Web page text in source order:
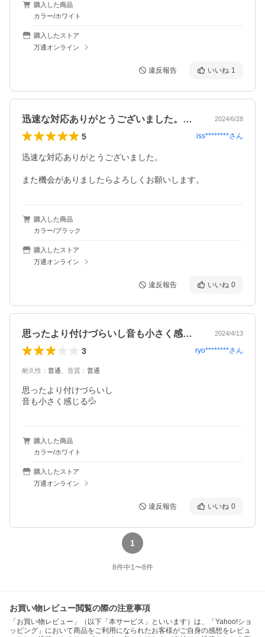
購入した商品
カラー/ホワイト
購入したストア
万通オンライン
違反報告 いいね 1
迅速な対応ありがとうございました。また… 2024/6/28
5 iss********さん
迅速な対応ありがとうございました。
また機会がありましたらよろしくお願いします。
購入した商品
カラー/ブラック
購入したストア
万通オンライン
違反報告 いいね 0
思ったより付けづらいし音も小さく感じる… 2024/4/13
3 ryo********さん
耐久性 ： 普通 音質 ： 普通
思ったより付けづらいし
音も小さく感じる💦
購入した商品
カラー/ホワイト
購入したストア
万通オンライン
違反報告 いいね 0
1
8件中1〜8件
お買い物レビュー閲覧の際の注意事項
「お買い物レビュー」（以下「本サービス」といいます）は、「Yahoo!ショ
ッピング」において商品をご利用になられたお客様がご自身の感想をレビュ